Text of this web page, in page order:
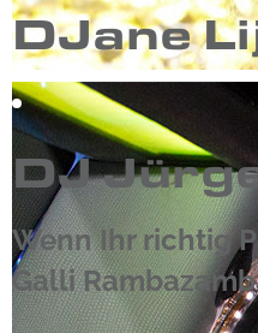
DJane
DJ
Wenn Ihr richtig
Galli